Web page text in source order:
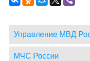
Управление МВД
МЧС России